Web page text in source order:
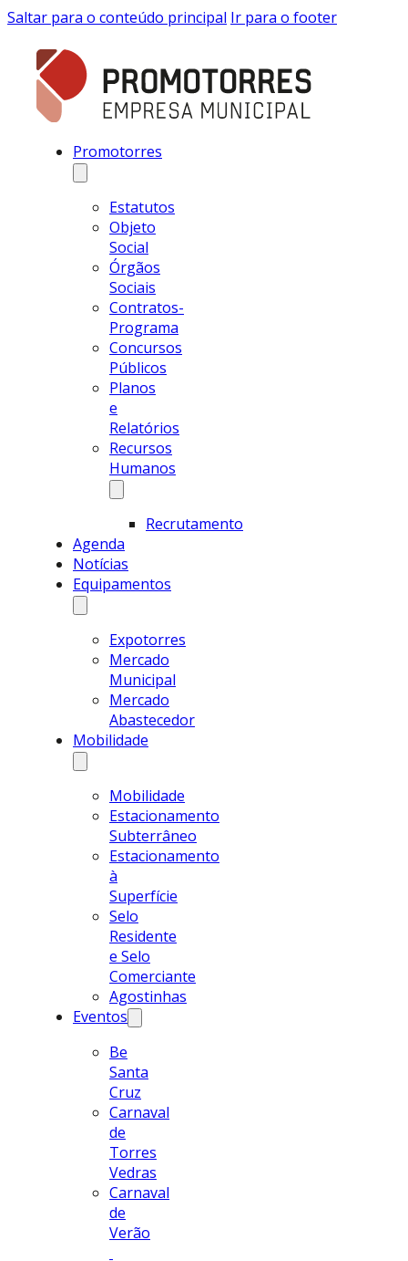
Saltar para o conteúdo principal Ir para o footer
Promotorres
Estatutos
Objeto
Social
Órgãos
Sociais
Contratos-
Programa
Concursos
Públicos
Planos
e
Relatórios
Recursos
Humanos
Recrutamento
Agenda
Notícias
Equipamentos
Expotorres
Mercado
Municipal
Mercado
Abastecedor
Mobilidade
Mobilidade
Estacionamento
Subterrâneo
Estacionamento
à
Superfície
Selo
Residente
e Selo
Comerciante
Agostinhas
Eventos
Be
Santa
Cruz
Carnaval
de
Torres
Vedras
Carnaval
de
Verão